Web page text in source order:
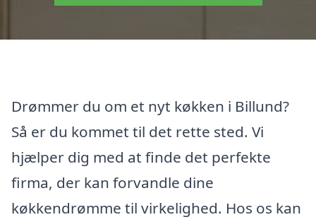
Drømmer du om et nyt køkken i Billund?
Så er du kommet til det rette sted. Vi
hjælper dig med at finde det perfekte
firma, der kan forvandle dine
køkkendrømme til virkelighed. Hos os kan